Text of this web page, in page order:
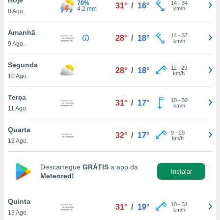
lhe
e
com
Pode
e
a
a
8 Ago.
70%
4.2 mm
31° / 16° 14- 34
km/h
Amanhã
9 Ago.
28° / 18° 14- 37
km/h
Segunda
10 Ago.
28° / 18° 11 - 29
km/h
Terça
11 Ago.
31° / 17° 10- 30
km/h
Quarta
12 Ago.
32° / 17° 9- 29
km/h
Descarregue GRÁTIS a app da
Meteored!
Instalar
Quinta
13 Ago.
31° / 19° 10- 31
km/h